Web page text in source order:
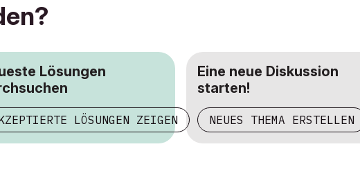
Lösungen
LÖSUNGEN ZEIGEN
Eine neue Diskussion
starten!
NEUES THEMA ERSTELLEN